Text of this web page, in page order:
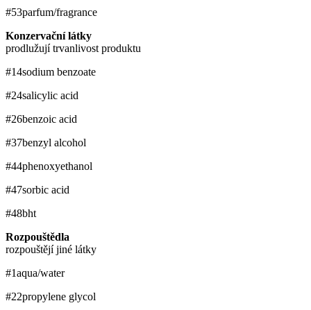
#53parfum/fragrance
Konzervační látky
prodlužují trvanlivost produktu
#14sodium benzoate
#24salicylic acid
#26benzoic acid
#37benzyl alcohol
#44phenoxyethanol
#47sorbic acid
#48bht
Rozpouštědla
rozpouštějí jiné látky
#1aqua/water
#22propylene glycol